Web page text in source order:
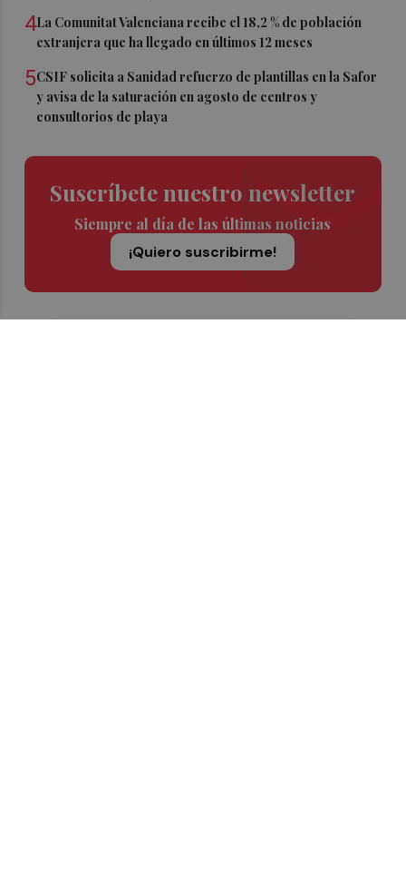
4La Comunitat Valenciana recibe el 18,2 % de población
extranjera que ha llegado en últimos 12 meses
5CSIF solicita a Sanidad refuerzo de plantillas en la Safor
y avisa de la saturación en agosto de centros y
consultorios de playa
Suscríbete nuestro newsletter
Siempre al día de las últimas noticias
¡Quiero suscribirme!